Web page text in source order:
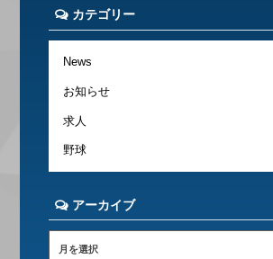
カテゴリー
News
お知らせ
求人
野球
アーカイブ
月を選択